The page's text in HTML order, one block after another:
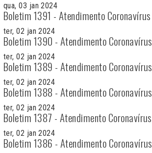
qua, 03 jan 2024
Boletim 1391 - Atendimento Coronavírus
ter, 02 jan 2024
Boletim 1390 - Atendimento Coronavírus
ter, 02 jan 2024
Boletim 1389 - Atendimento Coronavírus
ter, 02 jan 2024
Boletim 1388 - Atendimento Coronavírus
ter, 02 jan 2024
Boletim 1387 - Atendimento Coronavírus
ter, 02 jan 2024
Boletim 1386 - Atendimento Coronavírus